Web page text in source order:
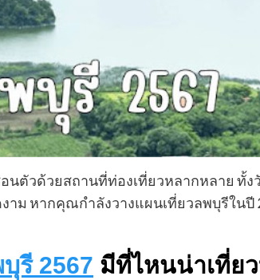
นตัวด้วยสถานที่ท่องเที่ยวหลากหลาย ทั้ง
าม หากคุณกำลังวางแผนเที่ยวลพบุรีใน
รี 2567 มีที่ไหนน่าเที่ย